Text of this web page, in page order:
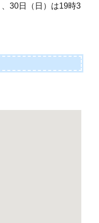
30日（日）は19時3